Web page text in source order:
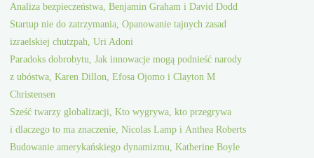
Analiza bezpieczeństwa, Benjamin Graham i David Dodd
Startup nie do zatrzymania, Opanowanie tajnych zasad
izraelskiej chutzpah, Uri Adoni
Paradoks dobrobytu, Jak innowacje mogą podnieść narody
z ubóstwa, Karen Dillon, Efosa Ojomo i Clayton M
Christensen
Sześć twarzy globalizacji, Kto wygrywa, kto przegrywa
i dlaczego to ma znaczenie, Nicolas Lamp i Anthea Roberts
Budowanie amerykańskiego dynamizmu, Katherine Boyle